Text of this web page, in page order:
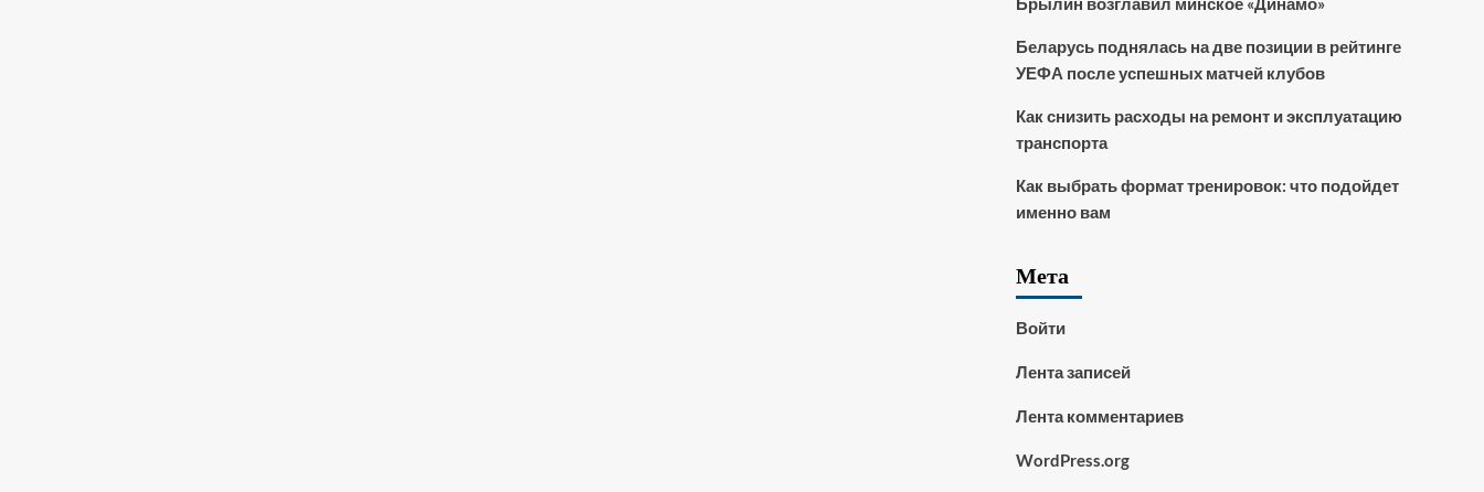
Беларусь поднялась на две позиции в рейтинге
УЕФА после успешных матчей клубов
Как снизить расходы на ремонт и эксплуатацию
транспорта
Как выбрать формат тренировок: что подойдет
именно вам
Мета
Войти
Лента записей
Лента комментариев
WordPress.org